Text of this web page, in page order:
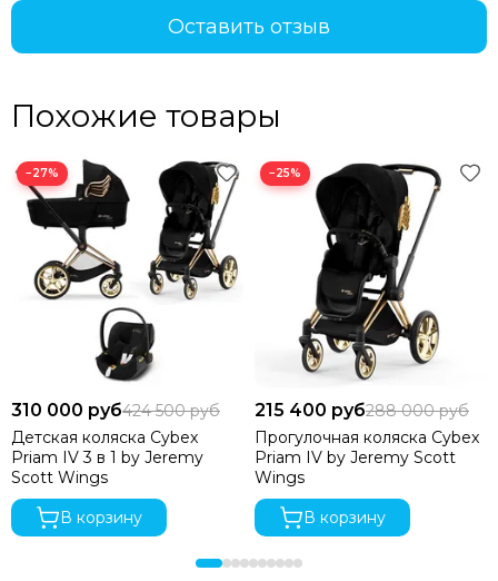
Оставить отзыв
Похожие товары
−27%
310 000 руб424 500 руб
Детская коляска Cybex
Priam IV 3 в 1 by Jeremy
Scott Wings
В корзину
−25%
215 400 руб288 000 руб
Прогулочная коляска Cybex
Priam IV by Jeremy Scott
Wings
В корзину